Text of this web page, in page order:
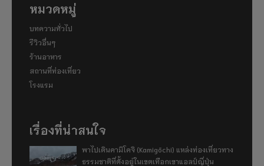
หมวดหมู่
บทความทั่วไป
รีวิวอื่นๆ
ร้านอาหาร
สถานที่ท่องเที่ยว
โรงแรม
เรื่องที่น่าสนใจ
พาไปเดินคามิโคจิ (Kamigōchi) แหล่งท่องเที่ยวทาง
ธรรมชาติที่ตั้งอยู่ในเขตเทือกเขาแอลป์ญี่ปุ่น